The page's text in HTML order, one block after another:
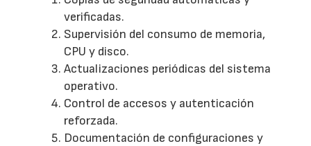
verificadas.
Supervisión del consumo de memoria,
CPU y disco.
Actualizaciones periódicas del sistema
operativo.
Control de accesos y autenticación
reforzada.
Documentación de configuraciones y